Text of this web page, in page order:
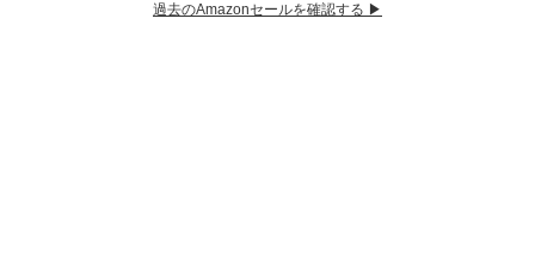
過去のAmazonセールを確認する ▶︎